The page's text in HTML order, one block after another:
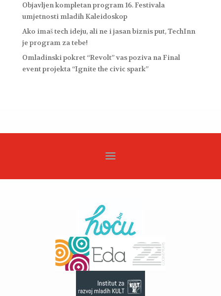
Objavljen kompletan program 16. Festivala
umjetnosti mladih Kaleidoskop
Ako imaš tech ideju, ali ne i jasan biznis put, TechInn
je program za tebe!
Omladinski pokret “Revolt” vas poziva na Final
event projekta “Ignite the civic spark”